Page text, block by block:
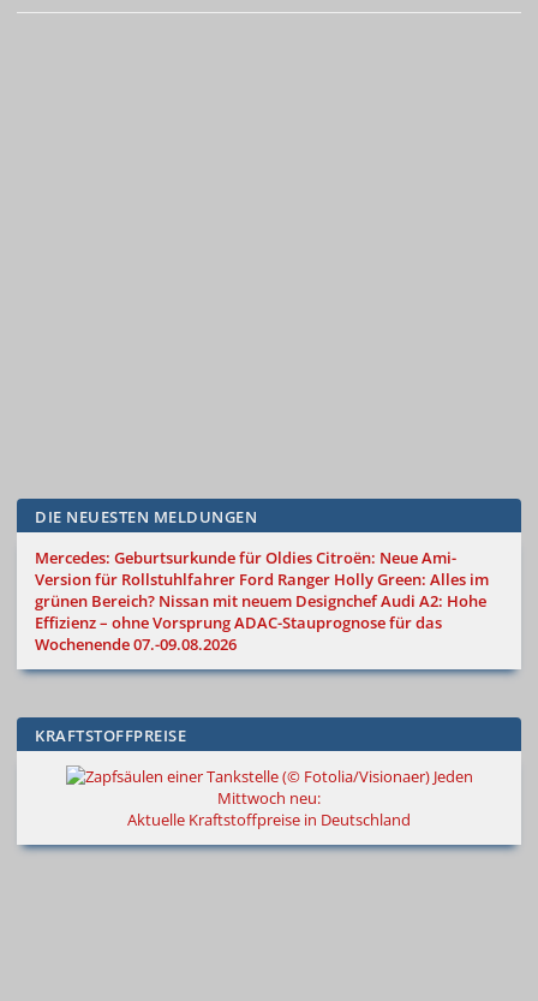
DIE NEUESTEN MELDUNGEN
Mercedes: Geburtsurkunde für OldiesCitroën: Neue Ami-
Version für Rollstuhlfahrer Ford Ranger Holly Green: Alles im
grünen Bereich? Nissan mit neuem DesignchefAudi A2: Hohe
Effizienz – ohne VorsprungADAC-Stauprognose für das
Wochenende 07.-09.08.2026
KRAFTSTOFFPREISE
Jeden
Mittwoch neu:
Aktuelle Kraftstoffpreise in Deutschland